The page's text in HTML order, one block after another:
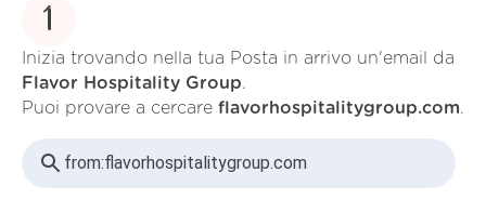
1
Inizia trovando nella tua Posta in arrivo un'email da
Flavor Hospitality Group.
Puoi provare a cercare flavorhospitalitygroup.com.
from:flavorhospitalitygroup.com